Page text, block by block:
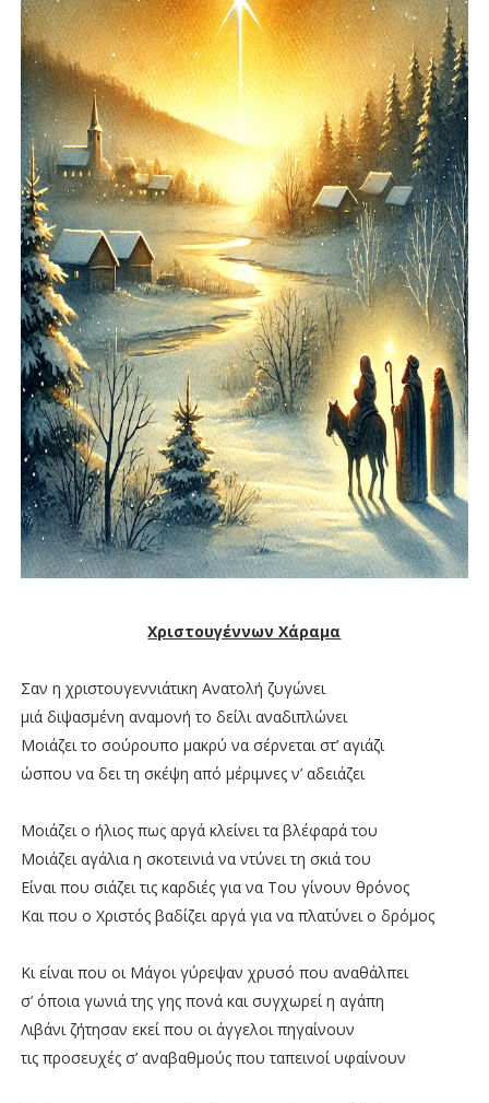
Χριστουγέννων Χάραμα
Σαν η χριστουγεννιάτικη Ανατολή ζυγώνει
μιά διψασμένη αναμονή το δείλι αναδιπλώνει
Μοιάζει το σούρουπο μακρύ να σέρνεται στ’ αγιάζι
ώσπου να δει τη σκέψη από μέριμνες ν’ αδειάζει
Μοιάζει ο ήλιος πως αργά κλείνει τα βλέφαρά του
Μοιάζει αγάλια η σκοτεινιά να ντύνει τη σκιά του
Είναι που σιάζει τις καρδιές για να Του γίνουν θρόνος
Και που ο Χριστός βαδίζει αργά για να πλατύνει ο δρόμος
Κι είναι που οι Μάγοι γύρεψαν χρυσό που αναθάλπει
σ’ όποια γωνιά της γης πονά και συγχωρεί η αγάπη
Λιβάνι ζήτησαν εκεί που οι άγγελοι πηγαίνουν
τις προσευχές σ’ αναβαθμούς που ταπεινοί υφαίνουν